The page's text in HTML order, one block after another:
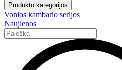
Produkto kategorijos
Vonios kambario serijos
Naujienos